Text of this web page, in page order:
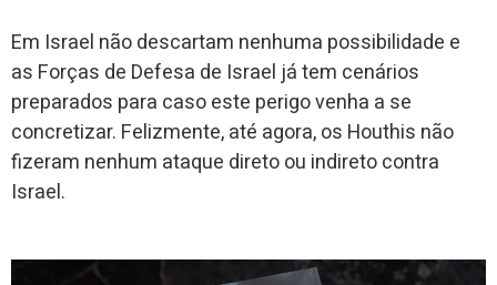
Em Israel não descartam nenhuma possibilidade e
as Forças de Defesa de Israel já tem cenários
preparados para caso este perigo venha a se
concretizar. Felizmente, até agora, os Houthis não
fizeram nenhum ataque direto ou indireto contra
Israel.